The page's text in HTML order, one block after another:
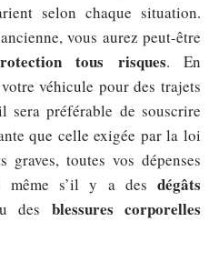
selon chaque situation.
vous aurez peut-être
tous risques. En
véhicule pour des trajets
sera préférable de souscrire
que celle exigée par la loi
graves, toutes vos dépenses
même s’il y a des dégâts
des blessures corporelles